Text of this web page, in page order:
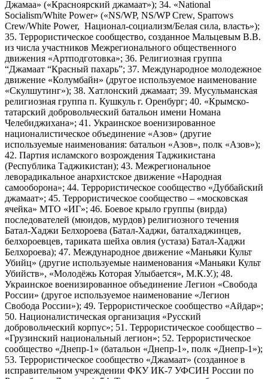
Джамаа» («Красноярский джамаат»); 34. «National
Socialism/White Power» («NS/WP, NS/WP Crew, Sparrows
Crew/White Power, Национал-социализм/Белая сила, власть»);
35. Террористическое сообщество, созданное Мальцевым В.В.
из числа участников Межрегионального общественного
движения «Артподготовка»; 36. Религиозная группа
“Джамаат “Красный пахарь”; 37. Международное молодежное
движение «Колумбайн» (другое используемое наименование
«Скулшутинг»); 38. Хатлонский джамаат; 39. Мусульманская
религиозная группа п. Кушкуль г. Оренбург; 40. «Крымско-
татарский добровольческий батальон имени Номана
Челебиджихана»; 41. Украинское военизированное
националистическое объединение «Азов» (другие
используемые наименования: батальон «Азов», полк «Азов»);
42. Партия исламского возрождения Таджикистана
(Республика Таджикистан); 43. Межрегиональное
леворадикальное анархистское движение «Народная
самооборона»; 44. Террористическое сообщество «Дуббайский
джамаат»; 45. Террористическое сообщество – «московская
ячейка» МТО «ИГ»; 46. Боевое крыло группы (вирда)
последователей (мюидов, мурдов) религиозного течения
Батал-Хаджи Белхороева (Батал-Хаджи, баталхаджинцев,
белхороевцев, тариката шейха овлия (устаза) Батал-Хаджи
Белхороева); 47. Международное движение «Маньяки Культ
Убийц» (другие используемые наименования «Маньяки Культ
Убийств», «Молодёжь Которая Улыбается», М.К.У.); 48.
Украинское военизированное объединение Легион «Свобода
России» (другое используемое наименование «Легион
Свобода России»); 49. Террористическое сообщество «Айдар»;
50. Националистическая организация «Русский
добровольческий корпус»; 51. Террористическое сообщество –
«Грузинский национальный легион»; 52. Террористическое
сообщество «Днепр-1» (батальон «Днепр-1», полк «Днепр-1»);
53. Террористическое сообщество «Джамаат» (созданное в
исправительном учреждении ФКУ ИК-7 УФСИН России по